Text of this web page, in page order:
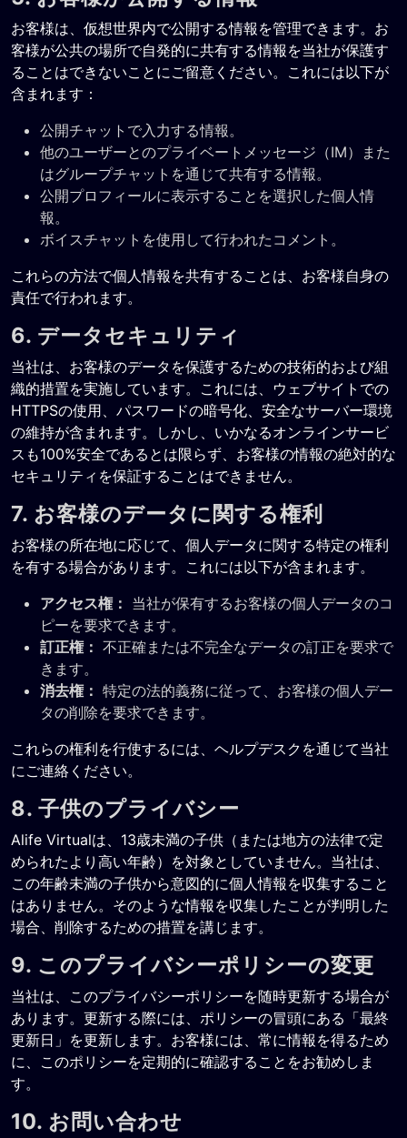
お客様は、仮想世界内で公開する情報を管理できます。お
客様が公共の場所で自発的に共有する情報を当社が保護す
ることはできないことにご留意ください。これには以下が
含まれます：
公開チャットで入力する情報。
他のユーザーとのプライベートメッセージ（IM）また
はグループチャットを通じて共有する情報。
公開プロフィールに表示することを選択した個人情
報。
ボイスチャットを使用して行われたコメント。
これらの方法で個人情報を共有することは、お客様自身の
責任で行われます。
6. データセキュリティ
当社は、お客様のデータを保護するための技術的および組
織的措置を実施しています。これには、ウェブサイトでの
HTTPSの使用、パスワードの暗号化、安全なサーバー環境
の維持が含まれます。しかし、いかなるオンラインサービ
スも100%安全であるとは限らず、お客様の情報の絶対的な
セキュリティを保証することはできません。
7. お客様のデータに関する権利
お客様の所在地に応じて、個人データに関する特定の権利
を有する場合があります。これには以下が含まれます。
アクセス権： 当社が保有するお客様の個人データのコ
ピーを要求できます。
訂正権： 不正確または不完全なデータの訂正を要求で
きます。
消去権： 特定の法的義務に従って、お客様の個人デー
タの削除を要求できます。
これらの権利を行使するには、ヘルプデスクを通じて当社
にご連絡ください。
8. 子供のプライバシー
Alife Virtualは、13歳未満の子供（または地方の法律で定
められたより高い年齢）を対象としていません。当社は、
この年齢未満の子供から意図的に個人情報を収集すること
はありません。そのような情報を収集したことが判明した
場合、削除するための措置を講じます。
9. このプライバシーポリシーの変更
当社は、このプライバシーポリシーを随時更新する場合が
あります。更新する際には、ポリシーの冒頭にある「最終
更新日」を更新します。お客様には、常に情報を得るため
に、このポリシーを定期的に確認することをお勧めしま
す。
10. お問い合わせ